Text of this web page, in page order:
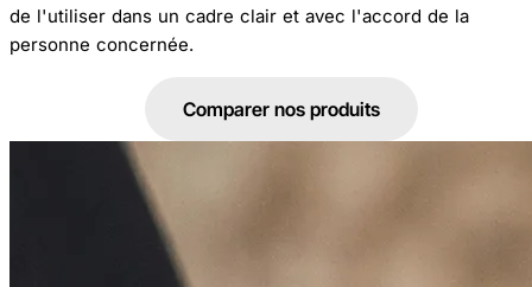
de l'utiliser dans un cadre clair et avec l'accord de la
personne concernée.
Comparer nos produits